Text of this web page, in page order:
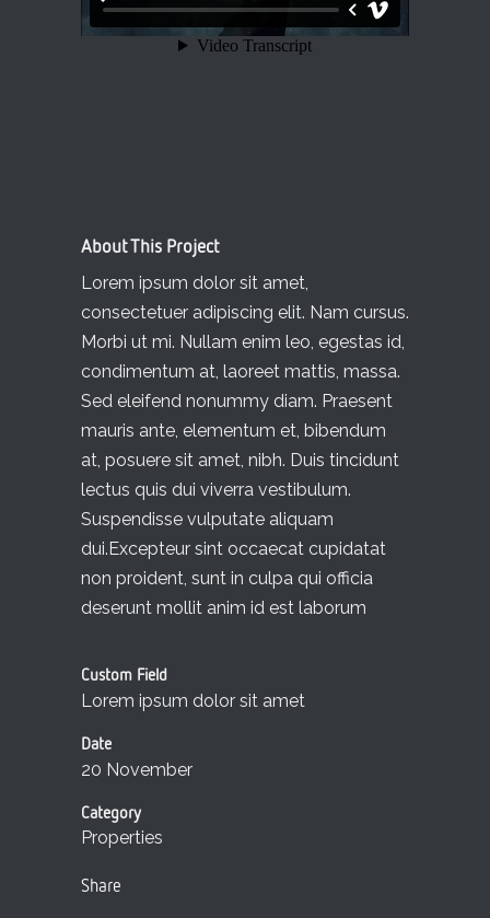
About This Project
Lorem ipsum dolor sit amet,
consectetuer adipiscing elit. Nam cursus.
Morbi ut mi. Nullam enim leo, egestas id,
condimentum at, laoreet mattis, massa.
Sed eleifend nonummy diam. Praesent
mauris ante, elementum et, bibendum
at, posuere sit amet, nibh. Duis tincidunt
lectus quis dui viverra vestibulum.
Suspendisse vulputate aliquam
dui.Excepteur sint occaecat cupidatat
non proident, sunt in culpa qui officia
deserunt mollit anim id est laborum
Custom Field
Lorem ipsum dolor sit amet
Date
20 November
Category
Properties
Share